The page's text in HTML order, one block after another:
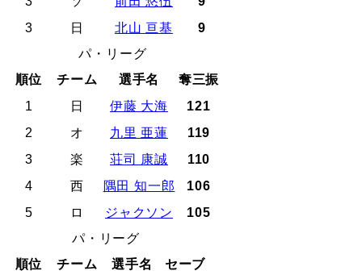
3
日 北山 亘基
9
パ・リーグ
順位
チーム 選手名
奪三振
1
日 伊藤 大海
121
2
オ 九里 亜蓮
119
3
楽 荘司 康誠
110
4
西 隅田 知一郎
106
5
ロ ジャクソン
105
パ・リーグ
順位
チーム 選手名
セーブ